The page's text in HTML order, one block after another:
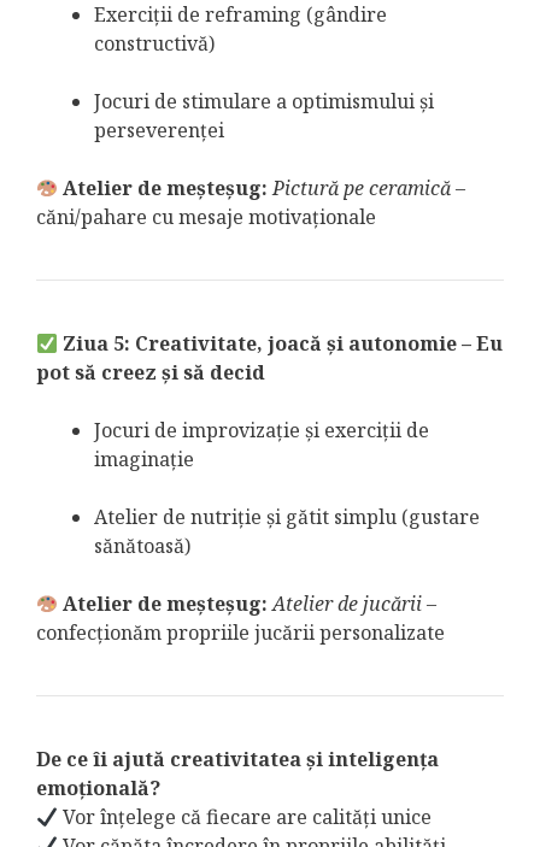
Exerciții de reframing (gândire
constructivă)
Jocuri de stimulare a optimismului și
perseverenței
Atelier de meșteșug: Pictură pe ceramică–
căni/pahare cu mesaje motivaționale
Ziua 5: Creativitate, joacă și autonomie – Eu
pot să creez și să decid
Jocuri de improvizație și exerciții de
imaginație
Atelier de nutriție și gătit simplu (gustare
sănătoasă)
Atelier de meșteșug: Atelier de jucării–
confecționăm propriile jucării personalizate
De ce îi ajută creativitatea și inteligența
emoțională?
Vor înțelege că fiecare are calități unice